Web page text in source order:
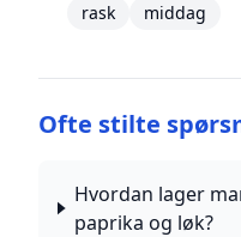
rask
middag
Ofte stilte
Hvordan lager
paprika og løk?